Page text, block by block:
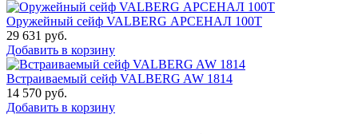
Оружейный сейф VALBERG АРСЕНАЛ 100Т
29 631 руб.
Добавить в корзину
Встраиваемый сейф VALBERG AW 1814
14 570 руб.
Добавить в корзину